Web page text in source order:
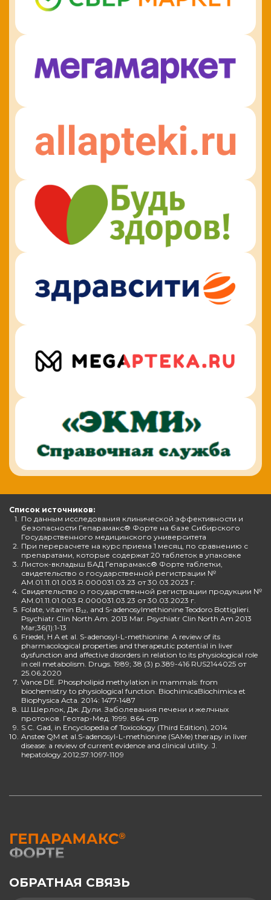
Список источников:
1. По данным исследования клинической эффективности и
безопасности Гепарамакс® Форте на базе Сибирского
Государственного медицинского университета
2. При перерасчете на курс приема 1 месяц, по сравнению с
препаратами, которые содержат 20 таблеток в упаковке
3. Листок-вкладыш БАД Гепарамакс® Форте таблетки,
свидетельство о государственной регистрации №
AM.01.11.01.003.R.000031.03.23 от 30.03.2023 г.
4. Свидетельство о государственной регистрации продукции №
AM.01.11.01.003.R.000031.03.23 от 30.03.2023 г.
5. Folate, vitamin B₁₂, and S-adenosylmethionine Teodoro Bottiglieri.
Psychiatr Clin North Am. 2013 Mar. Psychiatr Clin North Am 2013
Mar;36(1):1-13
6. Friedel, H A et al. S-adenosyl-L-methionine. A review of its
pharmacological properties and therapeutic potential in liver
dysfunction and affective disorders in relation to its physiological role
in cell metabolism. Drugs. 1989; 38 (3) p.389-416 RUS2144025 от
25.06.2020
7. Vance DE. Phospholipid methylation in mammals: from
biochemistry to physiological function. BiochimicaBiochimica et
Biophysica Acta. 2014: 1477-1487
8. Ш.Шерлок, Дж. Дули. Заболевания печени и желчных
протоков. Геотар-Мед. 1999. 864 стр
9. S.C. Gad, in Encyclopedia of Toxicology (Third Edition), 2014
10. Anstee QM et al.S-adenosyl-L-methionine (SAMe) therapy in liver
disease: a review of current evidence and clinical utility. J.
hepatology.2012;57:1097-1109
ОБРАТНАЯ СВЯЗЬ